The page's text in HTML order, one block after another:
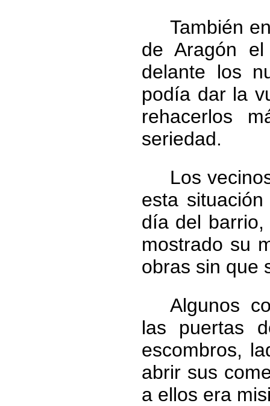
También
de Aragón
delante los
podía dar la
rehacerlos
seriedad.
Los
esta
día del
mostrado su
obras sin que
Algunos
las puertas
escombros,
abrir sus
a ellos era